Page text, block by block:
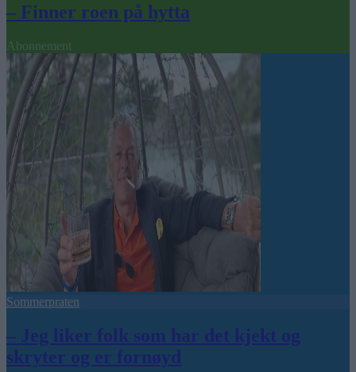
– Finner roen på hytta
Abonnement
Sommerpraten
– Jeg liker folk som har det kjekt og
skryter og er fornøyd